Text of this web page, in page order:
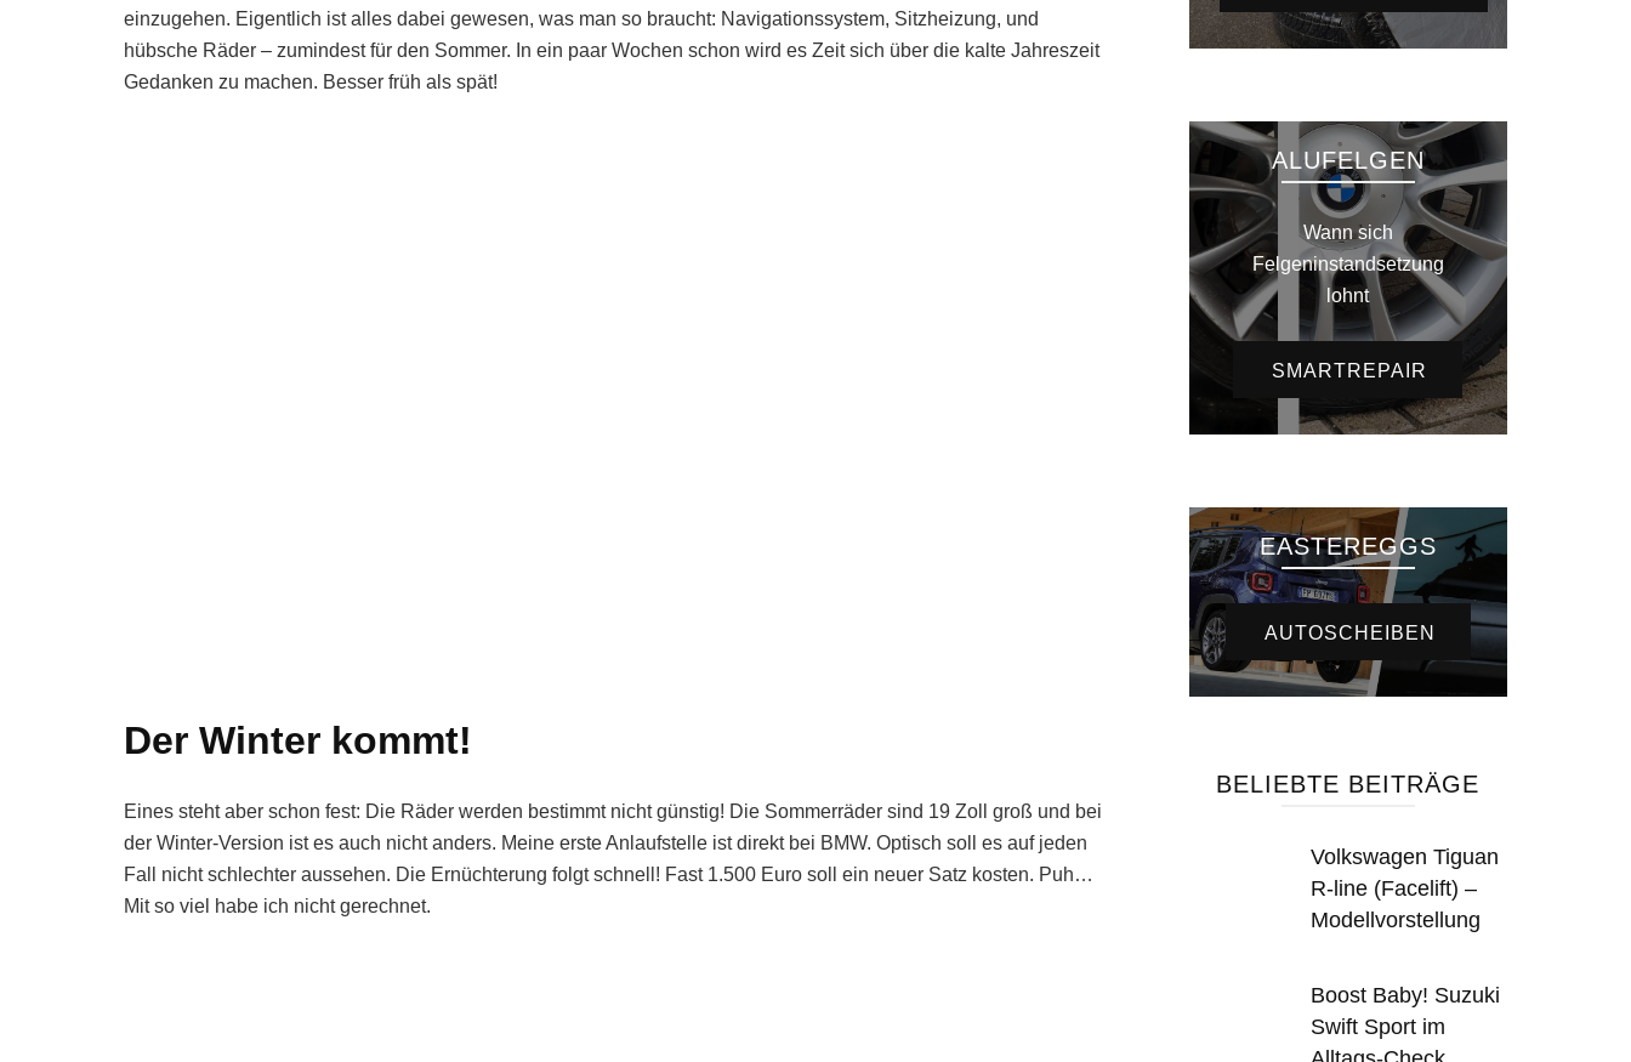
einzugehen. Eigentlich ist alles dabei gewesen, was man so braucht: Navigationssystem, Sitzheizung, und
hübsche Räder – zumindest für den Sommer. In ein paar Wochen schon wird es Zeit sich über die kalte Jahreszeit
Gedanken zu machen. Besser früh als spät!
Der Winter kommt!
Eines steht aber schon fest: Die Räder werden bestimmt nicht günstig! Die Sommerräder sind 19 Zoll groß und bei
der Winter-Version ist es auch nicht anders. Meine erste Anlaufstelle ist direkt bei BMW. Optisch soll es auf jeden
Fall nicht schlechter aussehen. Die Ernüchterung folgt schnell! Fast 1.500 Euro soll ein neuer Satz kosten. Puh…
Mit so viel habe ich nicht gerechnet.
ALUFELGEN
Wann sich
Felgeninstandsetzung
lohnt
SMARTREPAIR
EASTEREGGS
AUTOSCHEIBEN
BELIEBTE BEITRÄGE
Volkswagen Tiguan
R-line (Facelift) –
Modellvorstellung
Boost Baby! Suzuki
Swift Sport im